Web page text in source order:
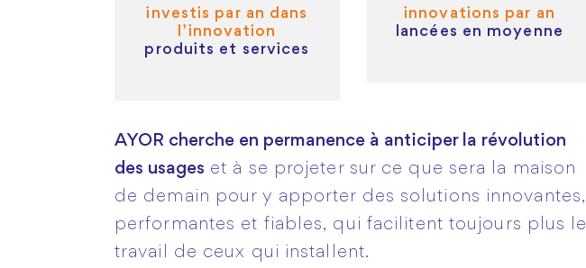
investis par an dans
l’innovation
produits et services
innovations par an
lancées en moyenne
AYOR cherche en permanence à anticiper la révolution
des usages et à se projeter sur ce que sera la maison
de demain pour y apporter des solutions innovantes,
performantes et fiables, qui facilitent toujours plus le
travail de ceux qui installent.